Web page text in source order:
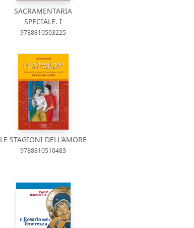
SACRAMENTARIA
SPECIALE. I
9788810503225
LE STAGIONI DELL'AMORE
9788810510483